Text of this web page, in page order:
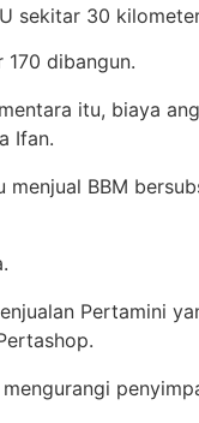
sekitar 30
dibangun.
itu, biaya
Ifan.
BBM
Pertamini